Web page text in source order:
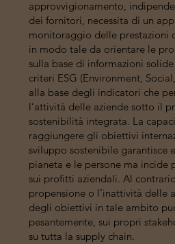
approvvigionamento,
dei fornitori, necessita di un
monitoraggio delle prestazioni
in modo tale da orientare le
sulla base di informazioni
criteri ESG (Environment,
alla base degli indicatori che
l’attività delle aziende sotto il
sostenibilità integrata. La
raggiungere gli obiettivi
sviluppo sostenibile garantisce
pianeta e le persone ma incide
sui profitti aziendali. Al
propensione o l’inattività delle
degli obiettivi in tale ambito
pesantemente, sui propri
su tutta la supply chain.